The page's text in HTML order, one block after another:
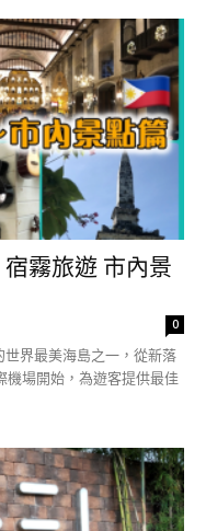
宿霧旅遊 市內景
0
界最美海島之一，從新落
機場開始，為遊客提供最佳